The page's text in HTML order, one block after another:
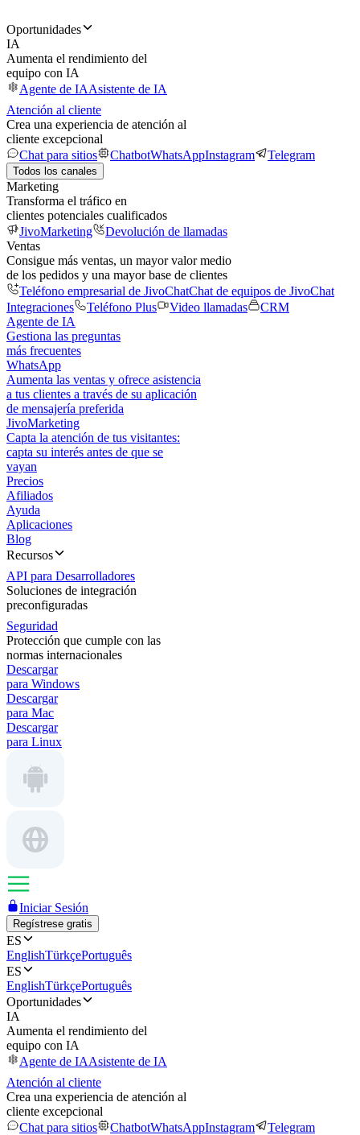
Oportunidades
IA
Aumenta el rendimiento del
equipo con IA
Agente de IAAsistente de IA
Atención al cliente
Crea una experiencia de atención al
cliente excepcional
Chat para sitios
ChatbotWhatsAppInstagram Telegram
Todos los canales
Marketing
Transforma el tráfico en
clientes potenciales cualificados
JivoMarketing
Devolución de llamadas
Ventas
Consigue más ventas, un mayor valor medio
de los pedidos y una mayor base de clientes
Teléfono empresarial de JivoChatChat de equipos de JivoChat
Integraciones
Teléfono Plus Video llamadas
CRM
Agente de IA
Gestiona las preguntas
más frecuentes
WhatsApp
Aumenta las ventas y ofrece asistencia
a tus clientes a través de su aplicación
de mensajería preferida
JivoMarketing
Capta la atención de tus visitantes:
capta su interés antes de que se
vayan
Precios
Afiliados
Ayuda
Aplicaciones
Blog
Recursos
API para Desarrolladores
Soluciones de integración
preconfiguradas
Seguridad
Protección que cumple con las
normas internacionales
Descargar
para Windows
Descargar
para Mac
Descargar
para Linux
Iniciar Sesión
Regístrese gratis
ES
EnglishTürkçePortuguês
ES
EnglishTürkçePortuguês
Oportunidades
IA
Aumenta el rendimiento del
equipo con IA
Agente de IAAsistente de IA
Atención al cliente
Crea una experiencia de atención al
cliente excepcional
Chat para sitios
ChatbotWhatsAppInstagram Telegram